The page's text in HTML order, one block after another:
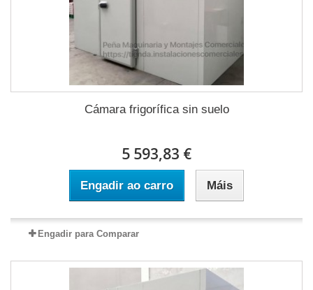
Cámara frigorífica sin suelo
5 593,83 €
Engadir ao carro Máis
Engadir para Comparar